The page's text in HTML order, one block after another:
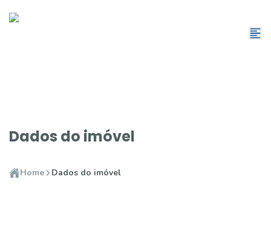
Dados do imóvel
Home Dados do imóvel